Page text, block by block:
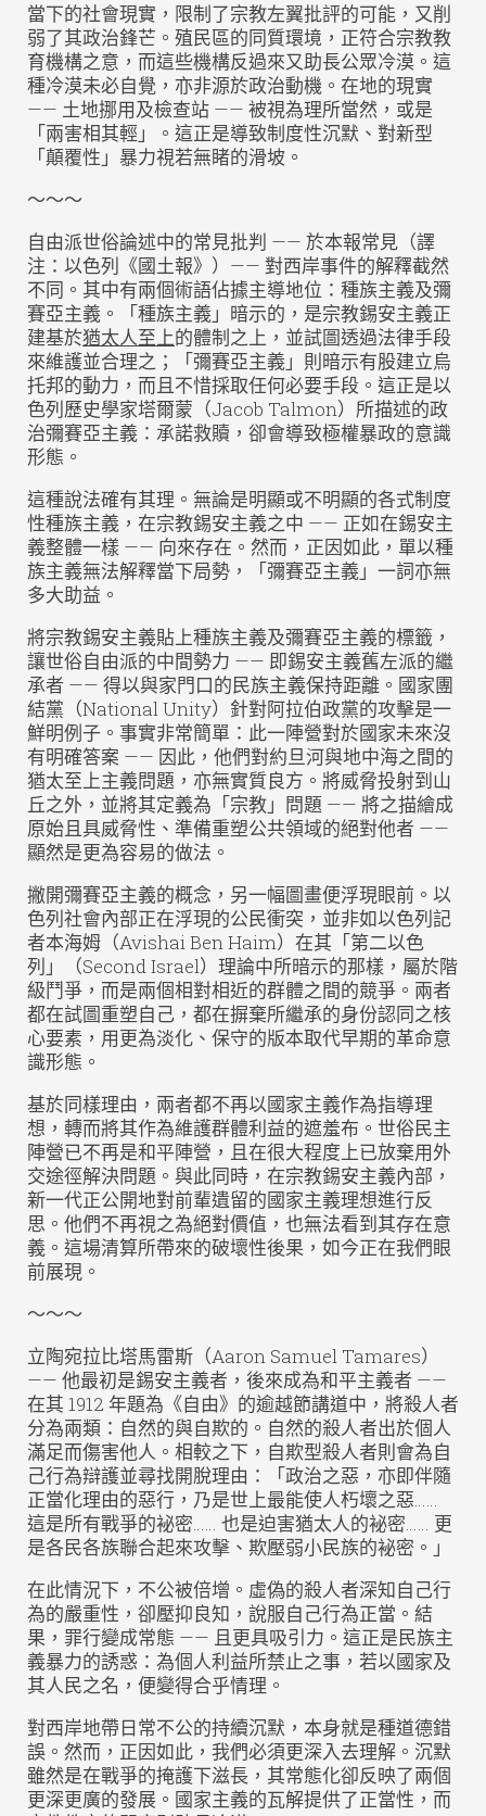
當下的社會現實，限制了宗教左翼批評的可能，又削
弱了其政治鋒芒。殖民區的同質環境，正符合宗教教
育機構之意，而這些機構反過來又助長公眾冷漠。這
種冷漠未必自覺，亦非源於政治動機。在地的現實
—— 土地挪用及檢查站 —— 被視為理所當然，或是
「兩害相其輕」。這正是導致制度性沉默、對新型
「顛覆性」暴力視若無睹的滑坡。
～～～
自由派世俗論述中的常見批判 —— 於本報常見（譯
注：以色列《國土報》）—— 對西岸事件的解釋截然
不同。其中有兩個術語佔據主導地位：種族主義及彌
賽亞主義。「種族主義」暗示的，是宗教錫安主義正
建基於猶太人至上的體制之上，並試圖透過法律手段
來維護並合理之；「彌賽亞主義」則暗示有股建立烏
托邦的動力，而且不惜採取任何必要手段。這正是以
色列歷史學家塔爾蒙（Jacob Talmon）所描述的政
治彌賽亞主義：承諾救贖，卻會導致極權暴政的意識
形態。
這種說法確有其理。無論是明顯或不明顯的各式制度
性種族主義，在宗教錫安主義之中 —— 正如在錫安主
義整體一樣 —— 向來存在。然而，正因如此，單以種
族主義無法解釋當下局勢，「彌賽亞主義」一詞亦無
多大助益。
將宗教錫安主義貼上種族主義及彌賽亞主義的標籤，
讓世俗自由派的中間勢力 —— 即錫安主義舊左派的繼
承者 —— 得以與家門口的民族主義保持距離。國家團
結黨（National Unity）針對阿拉伯政黨的攻擊是一
鮮明例子。事實非常簡單：此一陣營對於國家未來沒
有明確答案 —— 因此，他們對約旦河與地中海之間的
猶太至上主義問題，亦無實質良方。將威脅投射到山
丘之外，並將其定義為「宗教」問題 —— 將之描繪成
原始且具威脅性、準備重塑公共領域的絕對他者 ——
顯然是更為容易的做法。
撇開彌賽亞主義的概念，另一幅圖畫便浮現眼前。以
色列社會內部正在浮現的公民衝突，並非如以色列記
者本海姆（Avishai Ben Haim）在其「第二以色
列」（Second Israel）理論中所暗示的那樣，屬於階
級鬥爭，而是兩個相對相近的群體之間的競爭。兩者
都在試圖重塑自己，都在摒棄所繼承的身份認同之核
心要素，用更為淡化、保守的版本取代早期的革命意
識形態。
基於同樣理由，兩者都不再以國家主義作為指導理
想，轉而將其作為維護群體利益的遮羞布。世俗民主
陣營已不再是和平陣營，且在很大程度上已放棄用外
交途徑解決問題。與此同時，在宗教錫安主義內部，
新一代正公開地對前輩遺留的國家主義理想進行反
思。他們不再視之為絕對價值，也無法看到其存在意
義。這場清算所帶來的破壞性後果，如今正在我們眼
前展現。
～～～
立陶宛拉比塔馬雷斯（Aaron Samuel Tamares）
—— 他最初是錫安主義者，後來成為和平主義者 ——
在其 1912 年題為《自由》的逾越節講道中，將殺人者
分為兩類：自然的與自欺的。自然的殺人者出於個人
滿足而傷害他人。相較之下，自欺型殺人者則會為自
己行為辯護並尋找開脫理由：「政治之惡，亦即伴隨
正當化理由的惡行，乃是世上最能使人朽壞之惡……
這是所有戰爭的袐密…… 也是迫害猶太人的袐密…… 更
是各民各族聯合起來攻擊、欺壓弱小民族的袐密。」
在此情況下，不公被倍增。虛偽的殺人者深知自己行
為的嚴重性，卻壓抑良知，說服自己行為正當。結
果，罪行變成常態 —— 且更具吸引力。這正是民族主
義暴力的誘惑：為個人利益所禁止之事，若以國家及
其人民之名，便變得合乎情理。
對西岸地帶日常不公的持續沉默，本身就是種道德錯
誤。然而，正因如此，我們必須更深入去理解。沉默
雖然是在戰爭的掩護下滋長，其常態化卻反映了兩個
更深更廣的發展。國家主義的瓦解提供了正當性，而